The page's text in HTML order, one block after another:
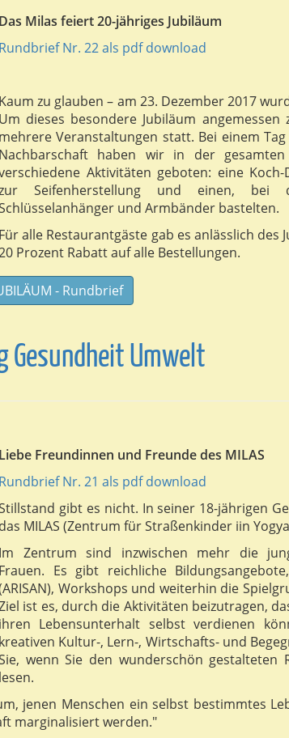
Das Milas feiert 20-jähriges Jubiläum
Rundbrief Nr. 22 als pdf download
Kaum zu glauben – am 23. Dezember 2017
Um dieses besondere Jubiläum
mehrere Veranstaltungen statt. Bei einem
Nachbarschaft haben wir in der
Aktivitäten geboten: eine
Seifenherstellung und einen, bei
und Armbänder bastelten.
Für alle Restaurantgäste gab es anlässlich des
Prozent Rabatt auf alle Bestellungen.
- Rundbrief
Gesundheit Umwelt
Liebe Freundinnen und Freunde des MILAS
Rundbrief Nr. 21 als pdf download
gibt es nicht. In seiner 18-jährigen
das MILAS (Zentrum für Straßenkinder iin
Im Zentrum sind inzwischen mehr die
Frauen. Es gibt reichliche
Workshops und weiterhin die
ist es, durch die Aktivitäten beizutragen,
ihren Lebensunterhalt selbst verdienen
kreativen Kultur-, Lern-, Wirtschafts- und
wenn Sie den wunderschön gestalteten
lesen.
jenen Menschen ein selbst bestimmtes
marginalisiert werden."